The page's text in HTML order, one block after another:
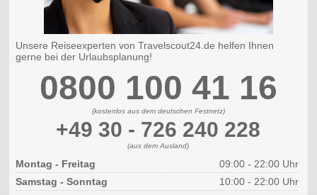
Unsere Reiseexperten von Travelscout24.de helfen Ihnen
gerne bei der Urlaubsplanung!
0800 100 41 16
(kostenlos aus dem deutschen Festnetz)
+49 30 - 726 240 228
(aus dem Ausland)
Montag - Freitag
09:00 - 22:00 Uhr
Samstag - Sonntag
10:00 - 22:00 Uhr